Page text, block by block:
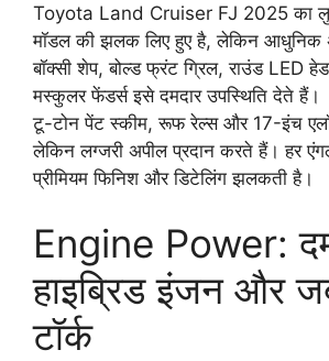
Toyota Land Cruiser FJ 2025 का
मॉडल की झलक लिए हुए है, लेकिन आधुनिक
बॉक्सी शेप, बोल्ड फ्रंट ग्रिल, राउंड LED
मस्कुलर फेंडर्स इसे दमदार उपस्थिति देते हैं।
टू-टोन पेंट स्कीम, रूफ रेल्स और 17-इंच
लेकिन लग्जरी अपील प्रदान करते हैं। हर
प्रीमियम फिनिश और डिटेलिंग झलकती है।
Engine Power:
हाइब्रिड इंजन और
टॉर्क